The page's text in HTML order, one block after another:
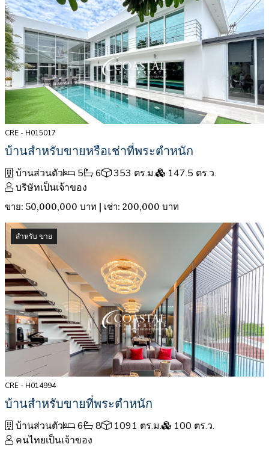
CRE - H015017
บ้านสำหรับขายหรือเช่าที่พระตำหนัก
บ้านส่วนตัว 5 6 353 ตร.ม.
147.5 ตร.ว.
บริษัทเป็นเจ้าของ
ขาย: 50,000,000 บาท | เช่า: 200,000 บาท
สำหรับ ขาย
CRE - H014994
บ้านสำหรับขายที่พระตำหนัก
บ้านส่วนตัว 6 8 1091 ตร.ม.
100 ตร.ว.
คนไทยเป็นเจ้าของ